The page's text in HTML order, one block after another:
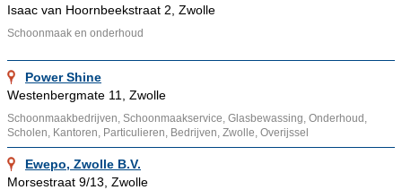
Isaac van Hoornbeekstraat 2, Zwolle
Schoonmaak en onderhoud
Power Shine
Westenbergmate 11, Zwolle
Schoonmaakbedrijven, Schoonmaakservice, Glasbewassing, Onderhoud,
Scholen, Kantoren, Particulieren, Bedrijven, Zwolle, Overijssel
Ewepo, Zwolle B.V.
Morsestraat 9/13, Zwolle